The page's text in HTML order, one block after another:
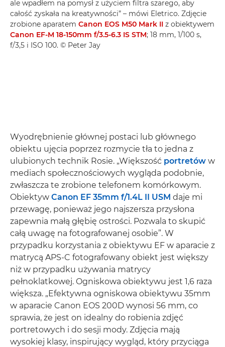
ale wpadłem na pomysł z użyciem filtra szarego, aby
całość zyskała na kreatywności” – mówi Eletrico. Zdjęcie
zrobione aparatem Canon EOS M50 Mark II z obiektywem
Canon EF-M 18-150mm f/3.5-6.3 IS STM; 18 mm, 1/100 s,
f/3,5 i ISO 100. © Peter Jay
Wyodrębnienie głównej postaci lub głównego
obiektu ujęcia poprzez rozmycie tła to jedna z
ulubionych technik Rosie. „Większość portretów w
mediach społecznościowych wygląda podobnie,
zwłaszcza te zrobione telefonem komórkowym.
Obiektyw Canon EF 35mm f/1.4L II USM daje mi
przewagę, ponieważ jego najszersza przysłona
zapewnia małą głębię ostrości. Pozwala to skupić
całą uwagę na fotografowanej osobie”. W
przypadku korzystania z obiektywu EF w aparacie z
matrycą APS-C fotografowany obiekt jest większy
niż w przypadku używania matrycy
pełnoklatkowej. Ogniskowa obiektywu jest 1,6 raza
większa. „Efektywna ogniskowa obiektywu 35mm
w aparacie Canon EOS 200D wynosi 56 mm, co
sprawia, że jest on idealny do robienia zdjęć
portretowych i do sesji mody. Zdjęcia mają
wysokiej klasy, inspirujący wygląd, który przyciąga